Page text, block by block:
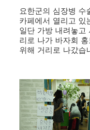
요한군의 심장병 수
카페에서 열리고 있
일단 가방 내려놓고
리로 나가 바자회
위해 거리로 나갔습